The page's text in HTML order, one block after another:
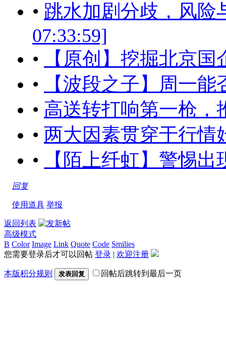
• 跳水加剧分歧，风险
07:33:59]
•
【原创】挖掘北京
•
【波段之子】周一
• 高送转打响第一枪，
• 两大因素贯穿于行情
•
【陌上纤虹】警惕
回复
使用道具 举报
返回列表
高级模式
B Color Image Link Quote Code Smilies
您需要登录后才可以回帖 登录 | 欢迎注册
本版积分规则 发表回复 回帖后跳转到最后一页